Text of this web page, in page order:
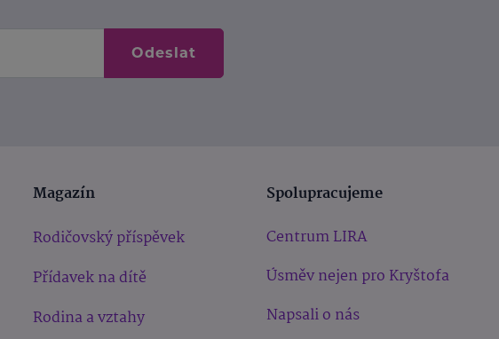
Odeslat
Magazín
Rodičovský příspěvek
Přídavek na dítě
Rodina a vztahy
Spolupracujeme
Centrum LIRA
Úsměv nejen pro Kryštofa
Napsali o nás